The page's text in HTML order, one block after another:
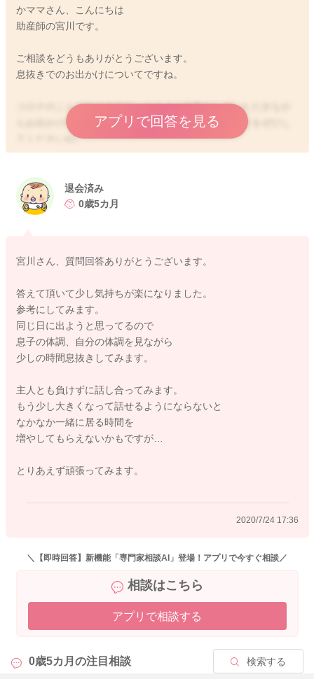
かママさん、こんにちは
助産師の宮川です。
ご相談をどうもありがとうございます。
息抜きでのお出かけについてですね。
コロナのことがありますが、よくよく注意をしていただきなが
らお出かけをしていただいていいと思います。息抜きをぜひし
てくださいね。
ほんの数時間お出かけすることはそれほど悪いことだとは思い
必要なことになります。
息子さんを連れてお出かけになって、ご実家に戻られてから預
ん。もちろん問題がないようでしたら、続けてでもいいと思い
旦那さんも息子さんと関わる機会がないままだとずっとわから
ないままで過ぎていくと思います。
体を使った遊びをしていただくと喜ぶようにもなってきている
と思いますので、旦那さんとのスキンシップも機会を増やせら
またお母さまとも相談をしていただき、お出かけしてみてくだ
さい。
よかったら参考になさってみてください。
どうぞよろしくお願いします。
アプリで回答を見る
2020/7/24 14:08
退会済み
0歳5カ月
宮川さん、質問回答ありがとうございます。
答えて頂いて少し気持ちが楽になりました。
参考にしてみます。
同じ日に出ようと思ってるので
息子の体調、自分の体調を見ながら
少しの時間息抜きしてみます。
主人とも負けずに話し合ってみます。
もう少し大きくなって話せるようにならないと
なかなか一緒に居る時間を
増やしてもらえないかもですが…
とりあえず頑張ってみます。
2020/7/24 17:36
＼【即時回答】新機能「専門家相談AI」登場！アプリで今すぐ相談／
相談はこちら
アプリで相談する
0歳5カ月の注目相談 検索する